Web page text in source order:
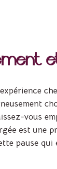
vous
est une
pause